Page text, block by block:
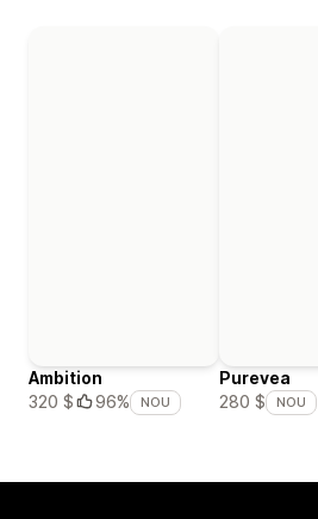
Ambition
320 $
96% NOU
Purevea
280 $
NOU